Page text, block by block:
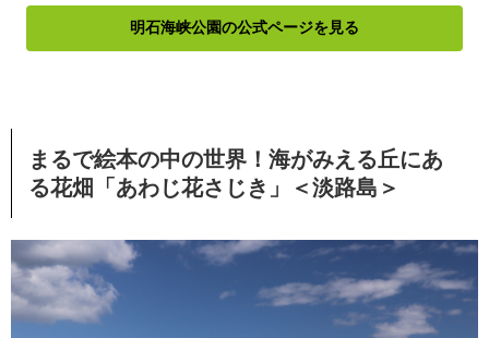
明石海峡公園の公式ページを見る
まるで絵本の中の世界！海がみえる丘にあ
る花畑「あわじ花さじき」＜淡路島＞